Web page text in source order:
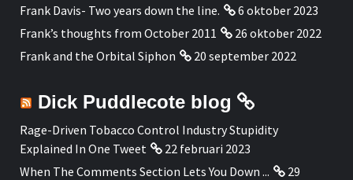
Frank Davis- Two years down the line.
6 oktober 2023
Frank’s thoughts from October 2011
26 oktober 2022
Frank and the Orbital Siphon
20 september 2022
Dick Puddlecote blog
Rage-Driven Tobacco Control Industry Stupidity
Explained In One Tweet
22 februari 2023
When The Comments Section Lets You Down ...
29